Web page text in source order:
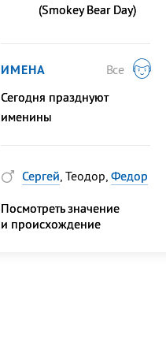
(Smokey Bear Day)
ИМЕНА
Все
Сегодня празднуют
именины
Сергей, Теодор, Федор
Посмотреть значение
и происхождение